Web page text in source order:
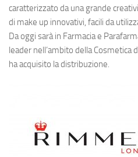
caratterizzato da una grande
di make up innovativi, facili da
Da oggi sarà in Farmacia e
leader nell’ambito della Cosmetica
ha acquisito la distribuzione.